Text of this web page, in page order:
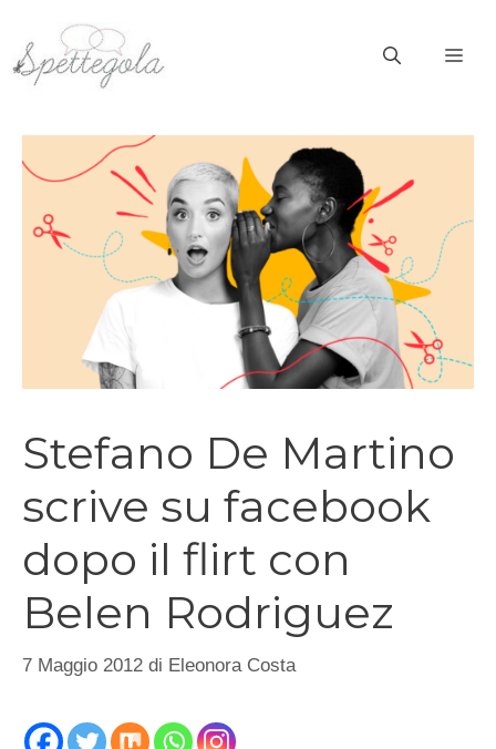
contenuto
Stefano De Martino
scrive su facebook
dopo il flirt con
Belen Rodriguez
7 Maggio 2012 di Eleonora Costa